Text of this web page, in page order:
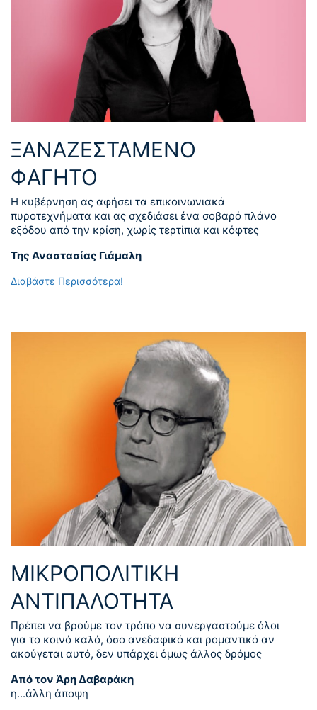
ΞΑΝΑΖΕΣΤΑΜΕΝΟ
ΦΑΓΗΤΟ
Η κυβέρνηση ας αφήσει τα επικοινωνιακά
πυροτεχνήματα και ας σχεδιάσει ένα σοβαρό πλάνο
εξόδου από την κρίση, χωρίς τερτίπια και κόφτες
Της Αναστασίας Γιάμαλη
Διαβάστε Περισσότερα!
ΜΙΚΡΟΠΟΛΙΤΙΚΗ
ΑΝΤΙΠΑΛΟΤΗΤΑ
Πρέπει να βρούμε τον τρόπο να συνεργαστούμε όλοι
για το κοινό καλό, όσο ανεδαφικό και ρομαντικό αν
ακούγεται αυτό, δεν υπάρχει όμως άλλος δρόμος
Από τον Άρη Δαβαράκη
η...άλλη άποψη